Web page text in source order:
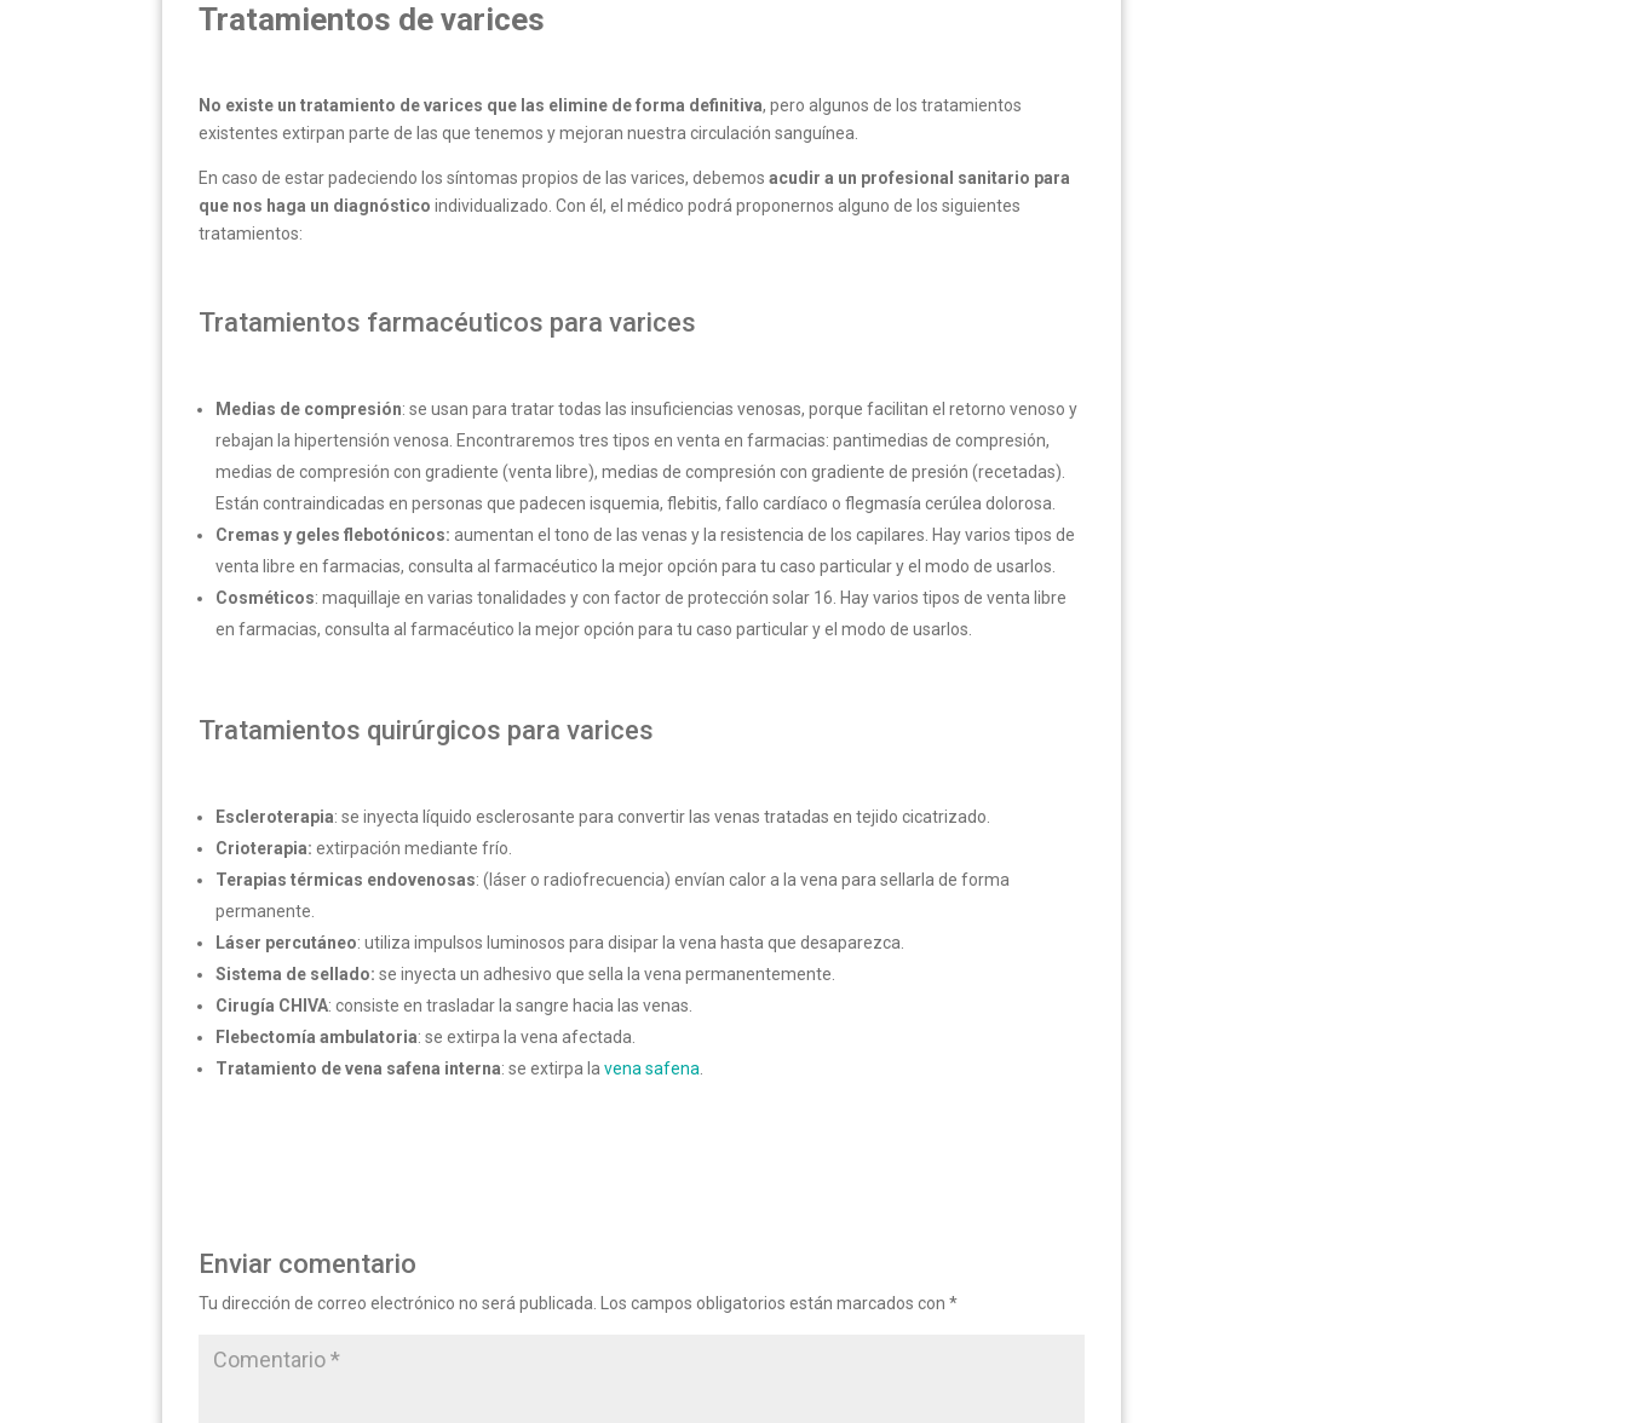
Tratamientos de varices
No existe un tratamiento de varices que las elimine de forma definitiva, pero algunos de los tratamientos
existentes extirpan parte de las que tenemos y mejoran nuestra circulación sanguínea.
En caso de estar padeciendo los síntomas propios de las varices, debemosacudir a un profesional sanitario para
que nos haga un diagnóstico individualizado. Con él, el médico podrá proponernos alguno de los siguientes
tratamientos:
Tratamientos farmacéuticos para varices
Medias de compresión: se usan para tratar todas las insuficiencias venosas, porque facilitan el retorno venoso y
rebajan la hipertensión venosa. Encontraremos tres tipos en venta en farmacias: pantimedias de compresión,
medias de compresión con gradiente (venta libre), medias de compresión con gradiente de presión (recetadas).
Están contraindicadas en personas que padecen isquemia, flebitis, fallo cardíaco o flegmasía cerúlea dolorosa.
Cremas y geles flebotónicos: aumentan el tono de las venas y la resistencia de los capilares. Hay varios tipos de
venta libre en farmacias, consulta al farmacéutico la mejor opción para tu caso particular y el modo de usarlos.
Cosméticos: maquillaje en varias tonalidades y con factor de protección solar 16. Hay varios tipos de venta libre
en farmacias, consulta al farmacéutico la mejor opción para tu caso particular y el modo de usarlos.
Tratamientos quirúrgicos para varices
Escleroterapia: se inyecta líquido esclerosante para convertir las venas tratadas en tejido cicatrizado.
Crioterapia: extirpación mediante frío.
Terapias térmicas endovenosas: (láser o radiofrecuencia) envían calor a la vena para sellarla de forma
permanente.
Láser percutáneo: utiliza impulsos luminosos para disipar la vena hasta que desaparezca.
Sistema de sellado: se inyecta un adhesivo que sella la vena permanentemente.
Cirugía CHIVA: consiste en trasladar la sangre hacia las venas.
Flebectomía ambulatoria: se extirpa la vena afectada.
Tratamiento de vena safena interna: se extirpa la vena safena
Enviar comentario
Tu dirección de correo electrónico no será publicada. Los campos obligatorios están marcados con*